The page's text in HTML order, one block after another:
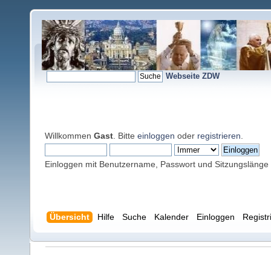
Webseite ZDW
Willkommen Gast . Bitte einloggen oder registrieren
Einloggen mit Benutzername, Passwort und Sitzungslänge
Übersicht Hilfe Suche Kalender Einloggen